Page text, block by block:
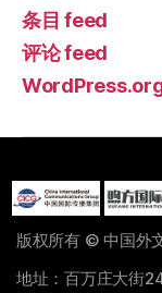
条目 feed
评论 feed
版权所有 © 中国外
地址：百万庄大街